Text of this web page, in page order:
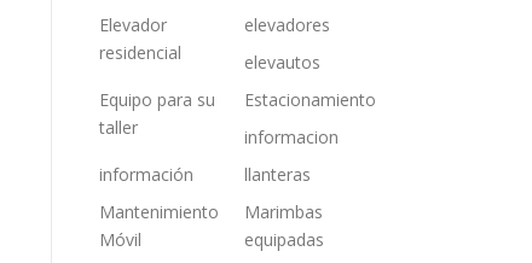
Elevador
residencial
elevadores
elevautos
Equipo para su
taller
Estacionamiento
informacion
información
llanteras
Mantenimiento
Móvil
Marimbas
equipadas